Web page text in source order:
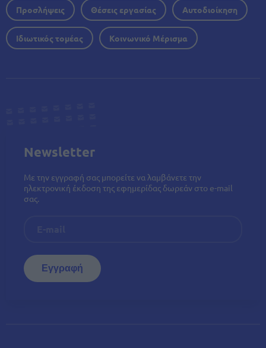
Προσλήψεις Θέσεις εργασίας Αυτοδιοίκηση
Ιδιωτικός τομέας Κοινωνικό Μέρισμα
Newsletter
Με την εγγραφή σας μπορείτε να λαμβάνετε την
ηλεκτρονική έκδοση της εφημερίδας δωρεάν στο e-mail
σας.